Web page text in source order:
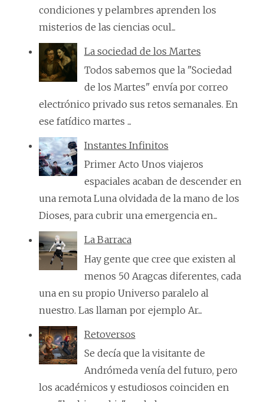
condiciones y pelambres aprenden los
misterios de las ciencias ocul...
La sociedad de los Martes
Todos sabemos que la "Sociedad
de los Martes" envía por correo
electrónico privado sus retos semanales. En
ese fatídico martes ...
Instantes Infinitos
Primer Acto Unos viajeros
espaciales acaban de descender en
una remota Luna olvidada de la mano de los
Dioses, para cubrir una emergencia en...
La Barraca
Hay gente que cree que existen al
menos 50 Aragcas diferentes, cada
una en su propio Universo paralelo al
nuestro. Las llaman por ejemplo Ar...
Retoversos
Se decía que la visitante de
Andrómeda venía del futuro, pero
los académicos y estudiosos coinciden en